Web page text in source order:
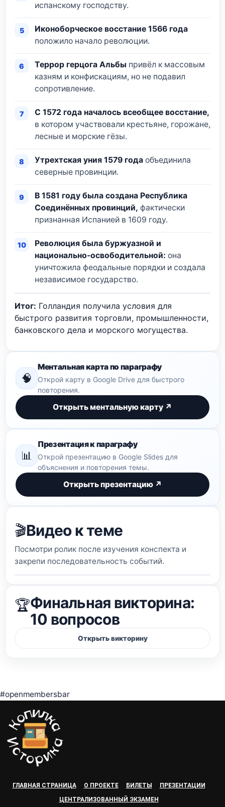
испанскому господству.
Иконоборческое восстание 1566 года
положило начало революции.
Террор герцога Альбы привёл к массовым
казням и конфискациям, но не подавил
сопротивление.
С 1572 года началось всеобщее восстание,
в котором участвовали крестьяне, горожане,
лесные и морские гёзы.
Утрехтская уния 1579 года объединила
северные провинции.
В 1581 году была создана Республика
Соединённых провинций, фактически
признанная Испанией в 1609 году.
Революция была буржуазной и
национально-освободительной: она
уничтожила феодальные порядки и создала
независимое государство.
Итог: Голландия получила условия для
быстрого развития торговли, промышленности,
банковского дела и морского могущества.
🧠
Ментальная карта по параграфу
Открой карту в Google Drive для быстрого
повторения.
Открыть ментальную карту ↗
📊
Презентация к параграфу
Открой презентацию в Google Slides для
объяснения и повторения темы.
Открыть презентацию ↗
🎬Видео к теме
Посмотри ролик после изучения конспекта и
закрепи последовательность событий.
🏆Финальная викторина:
10 вопросов
#openmembersbar
ГЛАВНАЯ СТРАНИЦА О ПРОЕКТЕ БИЛЕТЫ
ПРЕЗЕНТАЦИИ
ЦЕНТРАЛИЗОВАННЫЙ ЭКЗАМЕН